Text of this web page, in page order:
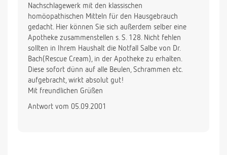
Nachschlagewerk mit den klassischen
homöopathischen Mitteln für den Hausgebrauch
gedacht. Hier können Sie sich außerdem selber eine
Apotheke zusammenstellen s. S. 128. Nicht fehlen
sollten in Ihrem Haushalt die Notfall Salbe von Dr.
Bach(Rescue Cream), in der Apotheke zu erhalten.
Diese sofort dünn auf alle Beulen, Schrammen etc.
aufgebracht, wirkt absolut gut!
Mit freundlichen Grüßen
Antwort vom 05.09.2001